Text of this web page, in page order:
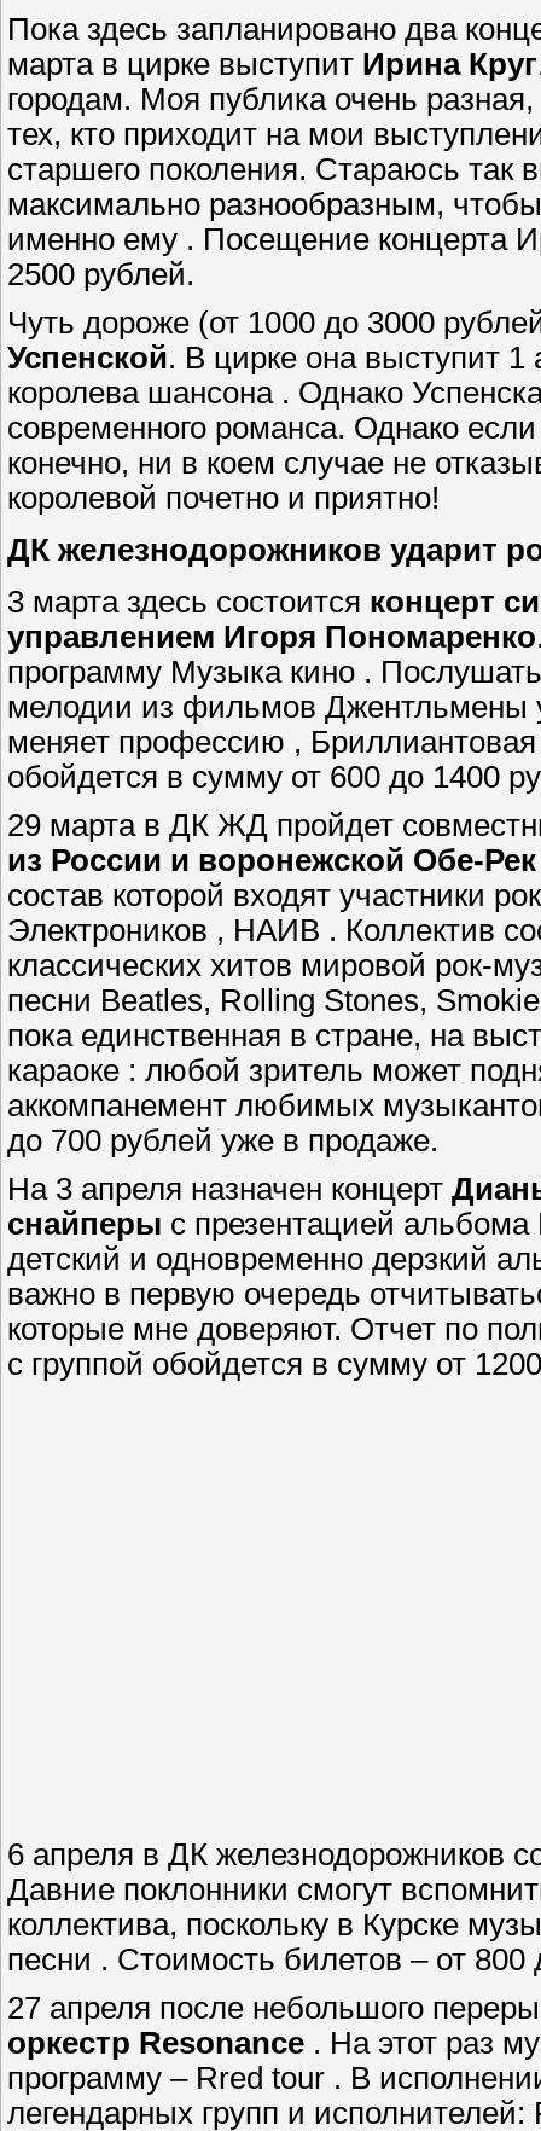
Пока здесь запланировано два
марта в цирке выступит Ирина Круг
городам. Моя публика очень
тех, кто приходит на мои
старшего поколения. Стараюсь так
максимально разнообразным,
именно ему . Посещение концерта
2500 рублей.
Чуть дороже (от 1000 до 3000
Успенской. В цирке она выступит
королева шансона . Однако
современного романса. Однако
конечно, ни в коем случае не
королевой почетно и приятно!
ДК железнодорожников ударит
3 марта здесь состоится концерт
управлением Игоря Пономаренко
программу Музыка кино .
мелодии из фильмов Джентльмены
меняет профессию ,
обойдется в сумму от 600 до 1400
29 марта в ДК ЖД пройдет
из России и воронежской Обе-
состав которой входят участники
Электроников , НАИВ . Коллектив
классических хитов мировой рок-
песни Beatles, Rolling Stones,
пока единственная в стране, на
караоке : любой зритель может
аккомпанемент любимых
до 700 рублей уже в продаже.
На 3 апреля назначен концерт
снайперы с презентацией
детский и одновременно дерзкий
важно в первую очередь
которые мне доверяют. Отчет по
с группой обойдется в сумму от
6 апреля в ДК железнодорожников
Давние поклонники смогут
коллектива, поскольку в Курске
песни . Стоимость билетов – от 800
27 апреля после небольшого
оркестр Resonance . На этот раз
программу – Rred tour . В
легендарных групп и